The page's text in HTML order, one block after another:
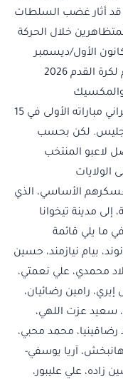
قد أثار غضب السلطات
خلال الحركة
الأول/ديسمبر
وكانون الثاني/يناير.وتُنظم كأس العالم لكرة القدم 2026
وكندا.ويفترض أن يخوض المنتخب الإيراني مباراته الأولى في 15
لكن بحسب
لاعبو المنتخب
الولايات
الأساسي، الذي
مدينة تيخوانا
ما يلي قائمة
بيام نيازمند، حسين
محمدي، علي نعمتي،
رامين رضائيان،
عزت اللهي،
محمد محبي،
آريا يوسفي-
علي عليبور،